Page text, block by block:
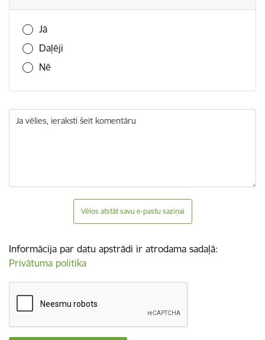
Vai šī informācija bija noderīga?
Jā
Daļēji
Nē
Ja vēlies, ieraksti šeit komentāru
Vēlos atstāt savu e-pastu saziņai
Informācija par datu apstrādi ir atrodama sadaļā:
Privātuma politika